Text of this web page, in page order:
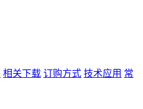
相关下载 订购方式 技术应用 常